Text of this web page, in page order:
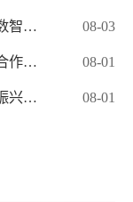
08-03
智…
08-01
作…
08-01
兴…